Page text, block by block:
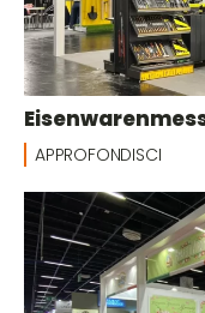
APPROFONDISCI